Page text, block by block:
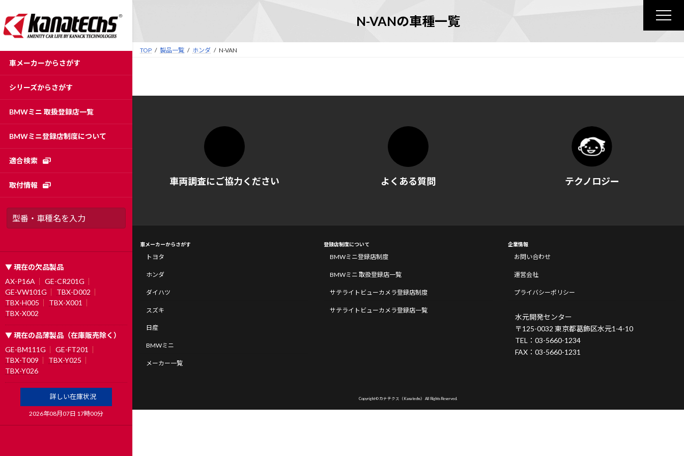
ン
テ
ビ
ゲ
車メーカーからさがす
シリーズからさがす
BMWミニ 取扱登録店一覧
BMWミニ登録店制度について
適合検索
取付情報
▼ 現在の欠品製品
AX-P16A
GE-CR201G
GE-VW101G
TBX-D002
TBX-H005
TBX-X001
TBX-X002
▼ 現在の品薄製品（在庫販売除く）
GE-BM111G
GE-FT201
TBX-T009
TBX-Y025
TBX-Y026
詳しい在庫状況
2026年08月07日 17時00分
N-VANの車種一覧
TOP 製品一覧 ホンダ N-VAN
車両調査にご協力ください よくある質問 テクノロジー
車メーカーからさがす
トヨタ
ホンダ
ダイハツ
スズキ
日産
BMWミニ
メーカー一覧
登録店制度について
BMWミニ登録店制度
BMWミニ 取扱登録店一覧
サテライトビューカメラ登録店制度
サテライトビューカメラ登録店一覧
企業情報
お問い合わせ
運営会社
プライバシーポリシー
水元開発センター
〒125-0032 東京都葛飾区水元1-4-10
TEL：03-5660-1234
FAX：03-5660-1231
Copyright © カナテクス（Kanatechs） All Rights Reserved.